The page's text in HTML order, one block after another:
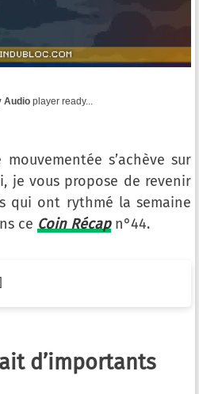
Audio player ready...
s’achève sur
je vous propose de revenir
qui ont rythmé la semaine
ce Coin Récapn°44.
d’importants